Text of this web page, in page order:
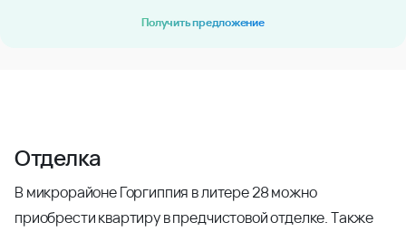
Получить предложение
Отделка
В микрорайоне Горгиппия в литере 28 можно
приобрести квартиру в предчистовой отделке. Также